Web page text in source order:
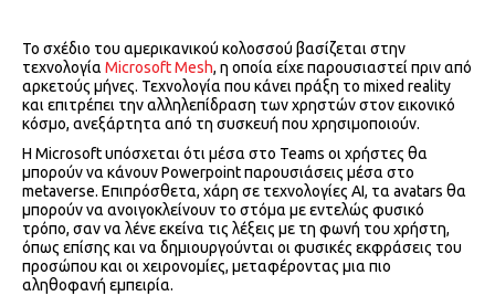
Το σχέδιο του αμερικανικού κολοσσού βασίζεται στην
τεχνολογία Microsoft Mesh, η οποία είχε παρουσιαστεί πριν από
αρκετούς μήνες. Τεχνολογία που κάνει πράξη το mixed reality
και επιτρέπει την αλληλεπίδραση των χρηστών στον εικονικό
κόσμο, ανεξάρτητα από τη συσκευή που χρησιμοποιούν.
Η Microsoft υπόσχεται ότι μέσα στο Teams οι χρήστες θα
μπορούν να κάνουν Powerpoint παρουσιάσεις μέσα στο
metaverse. Επιπρόσθετα, χάρη σε τεχνολογίες ΑΙ, τα avatars θα
μπορούν να ανοιγοκλείνουν το στόμα με εντελώς φυσικό
τρόπο, σαν να λένε εκείνα τις λέξεις με τη φωνή του χρήστη,
όπως επίσης και να δημιουργούνται οι φυσικές εκφράσεις του
προσώπου και οι χειρονομίες, μεταφέροντας μια πιο
αληθοφανή εμπειρία.